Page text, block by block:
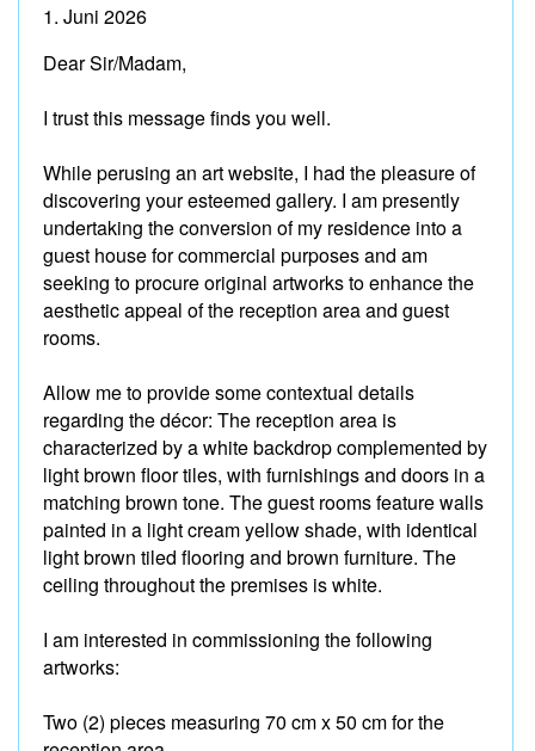
1. Juni 2026
Dear Sir/Madam,
I trust this message finds you well.
While perusing an art website, I had the pleasure of
discovering your esteemed gallery. I am presently
undertaking the conversion of my residence into a
guest house for commercial purposes and am
seeking to procure original artworks to enhance the
aesthetic appeal of the reception area and guest
rooms.
Allow me to provide some contextual details
regarding the décor: The reception area is
characterized by a white backdrop complemented by
light brown floor tiles, with furnishings and doors in a
matching brown tone. The guest rooms feature walls
painted in a light cream yellow shade, with identical
light brown tiled flooring and brown furniture. The
ceiling throughout the premises is white.
I am interested in commissioning the following
artworks:
Two (2) pieces measuring 70 cm x 50 cm for the